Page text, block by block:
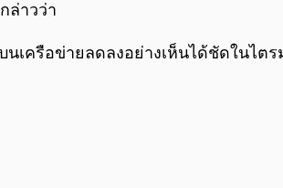
ล่าวว่า
ครือข่ายลดลงอย่างเห็นได้ชัดในไตร